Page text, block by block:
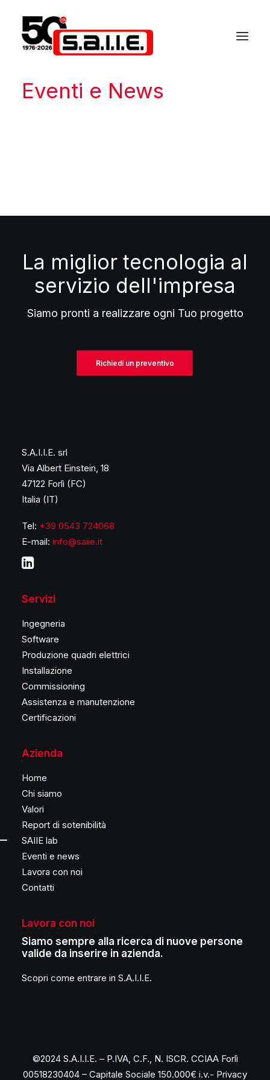
Eventi e News
La miglior tecnologia al
servizio dell'impresa
Siamo pronti a realizzare ogni Tuo progetto
Richiedi un preventivo
S.A.I.I.E. srl
Via Albert Einstein, 18
47122 Forlì (FC)
Italia (IT)
Tel: +39 0543 724068
E-mail: info@saiie.it
Servizi
Ingegneria
Software
Produzione quadri elettrici
Installazione
Commissioning
Assistenza e manutenzione
Certificazioni
Azienda
Home
Chi siamo
Valori
Report di sotenibilità
SAIIE lab
Eventi e news
Lavora con noi
Contatti
Lavora con noi
Siamo sempre alla ricerca di nuove persone
valide da inserire in azienda.
Scopri come entrare in S.A.I.I.E.
©2024 S.A.I.I.E. – P.IVA, C.F., N. ISCR. CCIAA Forlì
00518230404 – Capitale Sociale 150.000€ i.v.- Privacy